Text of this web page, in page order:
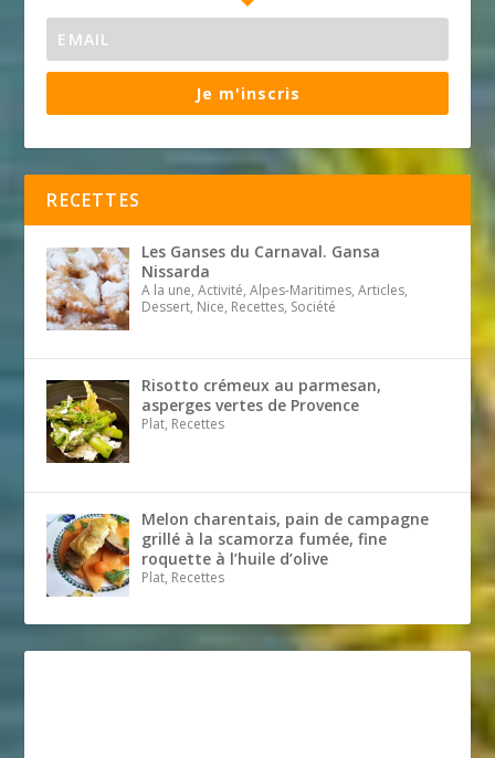
Je m'inscris
RECETTES
Les Ganses du Carnaval. Gansa
Nissarda
A la une, Activité, Alpes-Maritimes, Articles,
Dessert, Nice, Recettes, Société
Risotto crémeux au parmesan,
asperges vertes de Provence
Plat, Recettes
Melon charentais, pain de campagne
grillé à la scamorza fumée, fine
roquette à l’huile d’olive
Plat, Recettes